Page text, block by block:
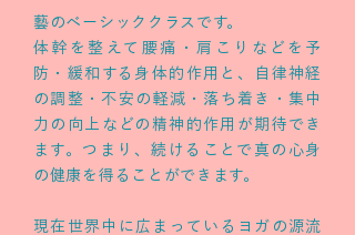
藝のベーシッククラスです。
体幹を整えて腰痛・肩こりなどを予
防・緩和する身体的作用と、自律神経
の調整・不安の軽減・落ち着き・集中
力の向上などの精神的作用が期待でき
ます。つまり、続けることで真の心身
の健康を得ることができます。
現在世界中に広まっているヨガの源流